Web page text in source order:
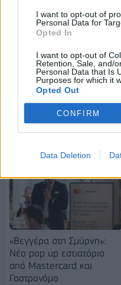
I want to opt-out of
Personal Data for
Opted In
I want to opt-out of
Retention, Sale, and/
Personal Data that Is
Purposes for which it
Opted Out
CONFIRM
Data Deletion
Alpha Bank: Για πρώτη φορά
πύλες του σε όλους
ΠΕΡΙΣΣΌΤΕΡΑ ΣΕ
«Βεγγέρα στη Σμύρνη»:
Νέο pop up εστιατόριο
από Mastercard και
Γαστρονόμο